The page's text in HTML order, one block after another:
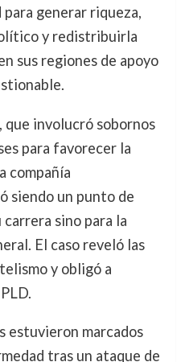
generar riqueza,
y redistribuirla
sus regiones de apoyo
, que involucró sobornos
para favorecer la
compañía
siendo un punto de
sino para la
El caso reveló las
y obligó a
estuvieron marcados
tras un ataque de